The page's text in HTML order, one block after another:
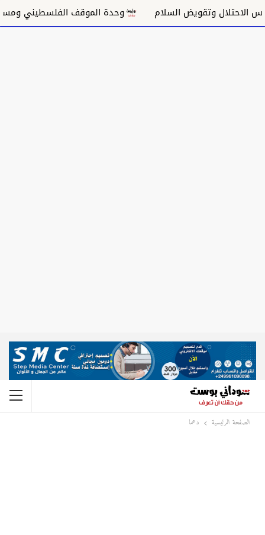
وتقويض السلام وحدة الموقف الفلسطيني ومسار
الصفحة الرئيسية دعما